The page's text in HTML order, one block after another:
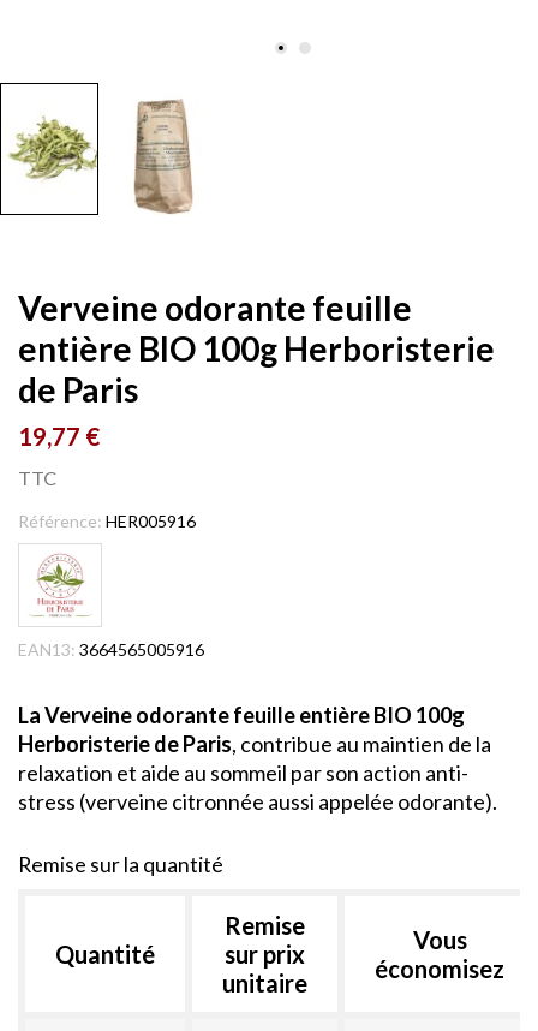
Verveine odorante feuille
entière BIO 100g Herboristerie
de Paris
19,77 €
TTC
Référence: HER005916
EAN13: 3664565005916
La Verveine odorante feuille entière BIO 100g
Herboristerie de Paris, contribue au maintien de la
relaxation et aide au sommeil par son action anti-
stress (verveine citronnée aussi appelée odorante).
Remise sur la quantité
Quantité
Remise
sur prix
unitaire
Vous
économisez